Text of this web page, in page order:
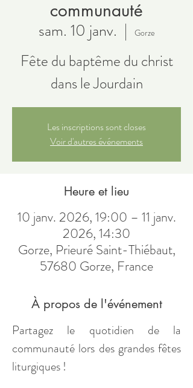
communauté
sam. 10 janv.
  |
Gorze
Fête du baptême du christ
dans le Jourdain
Les inscriptions sont closes
Voir d'autres événements
Heure et lieu
10 janv. 2026, 19:00 – 11 janv.
2026, 14:30
Gorze, Prieuré Saint-Thiébaut,
57680 Gorze, France
À propos de l'événement
Partagez le quotidien de la
communauté lors des grandes fêtes
liturgiques !